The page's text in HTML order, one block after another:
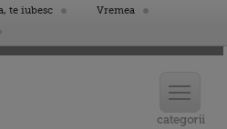
te iubesc
Vremea